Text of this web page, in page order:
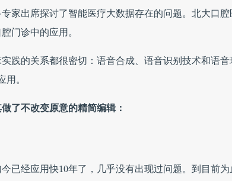
家出席探讨了智能医疗大数据存在的问题。北大口腔
门诊中的应用。
践的关系都很密切：语音合成、语音识别技术和语音
用。
了不改变原意的精简编辑：
已经应用快10年了，几乎没有出现过问题。到目前为